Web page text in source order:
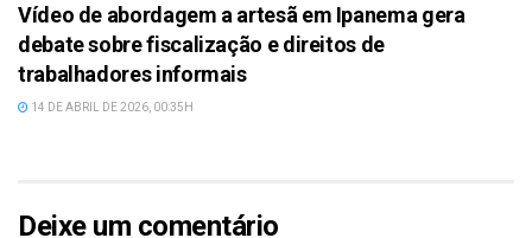
Vídeo de abordagem a artesã em Ipanema gera
debate sobre fiscalização e direitos de
trabalhadores informais
14 DE ABRIL DE 2026, 00:35H
Deixe um comentário